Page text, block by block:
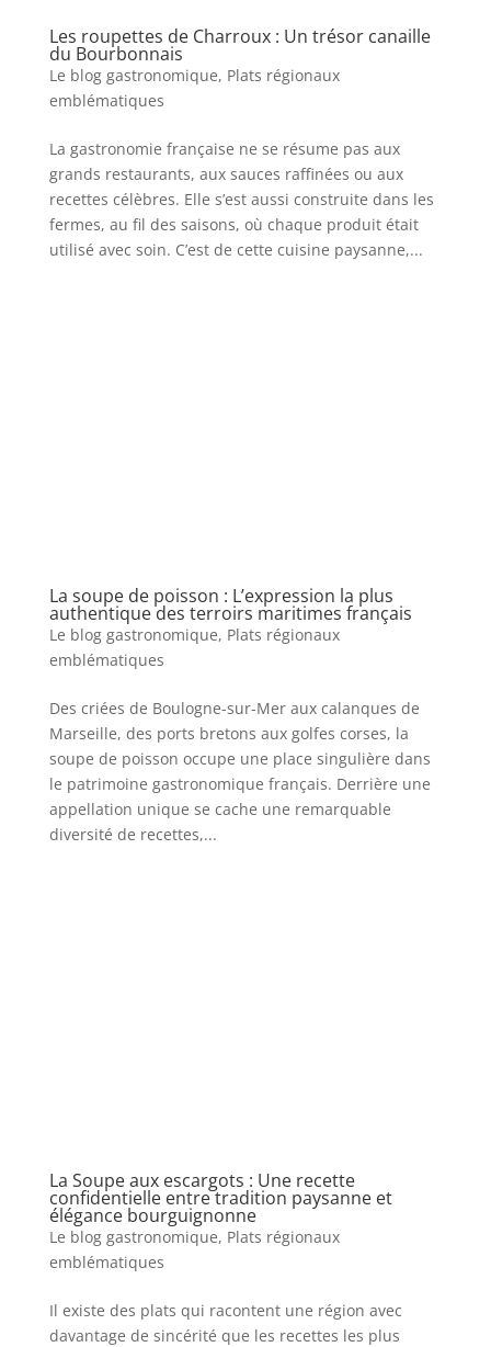
Les roupettes de Charroux : Un trésor canaille
du Bourbonnais
Le blog gastronomique, Plats régionaux
emblématiques
La gastronomie française ne se résume pas aux
grands restaurants, aux sauces raffinées ou aux
recettes célèbres. Elle s’est aussi construite dans les
fermes, au fil des saisons, où chaque produit était
utilisé avec soin. C’est de cette cuisine paysanne,...
La soupe de poisson : L’expression la plus
authentique des terroirs maritimes français
Le blog gastronomique, Plats régionaux
emblématiques
Des criées de Boulogne-sur-Mer aux calanques de
Marseille, des ports bretons aux golfes corses, la
soupe de poisson occupe une place singulière dans
le patrimoine gastronomique français. Derrière une
appellation unique se cache une remarquable
diversité de recettes,...
La Soupe aux escargots : Une recette
confidentielle entre tradition paysanne et
élégance bourguignonne
Le blog gastronomique, Plats régionaux
emblématiques
Il existe des plats qui racontent une région avec
davantage de sincérité que les recettes les plus